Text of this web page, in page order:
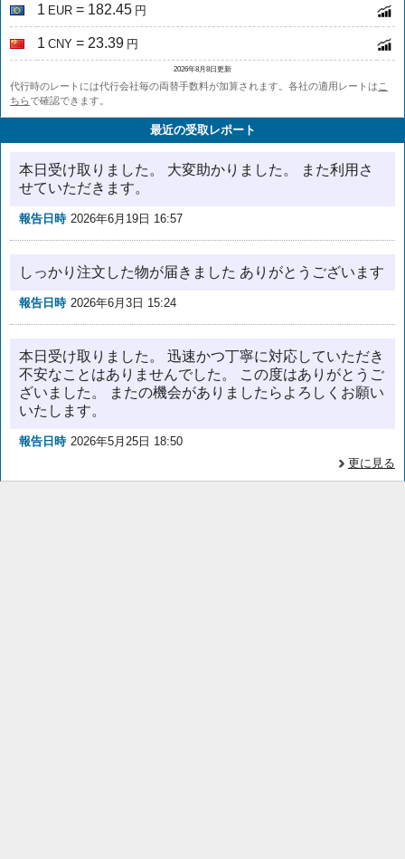
1 EUR = 182.45 円
1 CNY = 23.39 円
2026年8月8日更新
代行時のレートには代行会社毎の両替手数料が加算されます。各社の適用レートは こ
ちらで確認できます。
最近の受取レポート
本日受け取りました。 大変助かりました。 また利用さ
せていただきます。
報告日時 2026年6月19日 16:57
しっかり注文した物が届きました ありがとうございます
報告日時 2026年6月3日 15:24
本日受け取りました。 迅速かつ丁寧に対応していただき
不安なことはありませんでした。 この度はありがとうご
ざいました。 またの機会がありましたらよろしくお願い
いたします。
報告日時 2026年5月25日 18:50
更に見る